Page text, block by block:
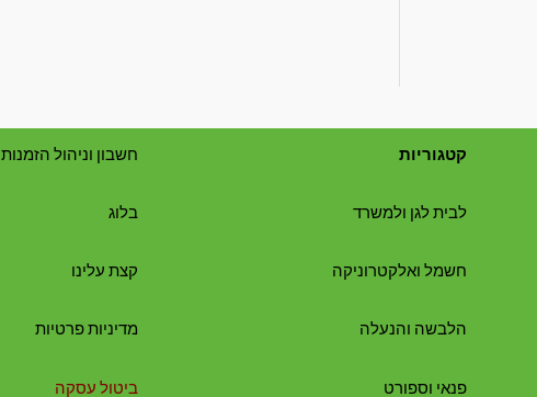
קטגוריות
לבית לגן ולמשרד
חשמל ואלקטרוניקה
הלבשה והנעלה
פנאי וספורט
חשבון וניהול הזמנות
בלוג
קצת עלינו
מדיניות פרטיות
ביטול עסקה